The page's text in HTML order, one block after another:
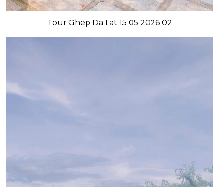
Tour Ghep Da Lat 15 05 2026 02